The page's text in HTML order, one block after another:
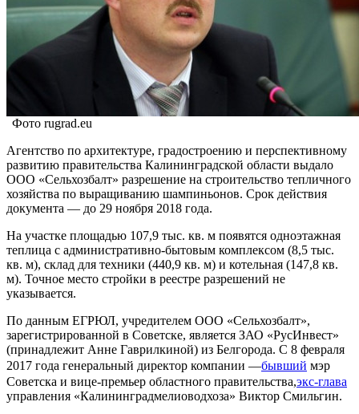
Фото rugrad.eu
Агентство по архитектуре, градостроению и перспективному
развитию правительства Калининградской области выдало
ООО «Сельхозбалт» разрешение на строительство тепличного
хозяйства по выращиванию шампиньонов. Срок действия
документа — до 29 ноября 2018 года.
На участке площадью 107,9 тыс. кв. м появятся одноэтажная
теплица с административно-бытовым комплексом (8,5 тыс.
кв. м), склад для техники (440,9 кв. м) и котельная (147,8 кв.
м). Точное место стройки в реестре разрешений не
указывается.
По данным ЕГРЮЛ, учредителем ООО «Сельхозбалт»,
зарегистрированной в Советске, является ЗАО «РусИнвест»
(принадлежит Анне Гаврилкиной) из Белгорода. С 8 февраля
2017 года генеральный директор компании —бывший мэр
Советска и вице-премьер областного правительства,экс-глава
управления «Калининградмелиоводхоза» Виктор Смильгин.